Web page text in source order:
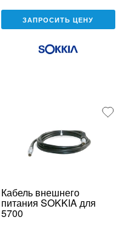
ЗАПРОСИТЬ ЦЕНУ
Кабель внешнего
питания SOKKIA для
5700